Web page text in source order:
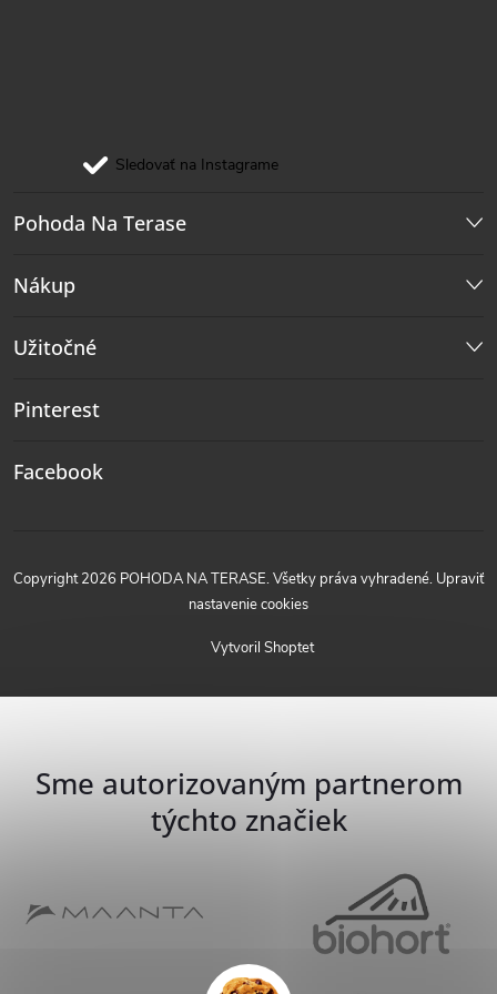
Sledovať na Instagrame
Pohoda Na Terase
Nákup
Užitočné
Pinterest
Facebook
Vytvoril Shoptet
Copyright 2026 POHODA NA TERASE. Všetky práva vyhradené. Upraviť
nastavenie cookies
Sme autorizovaným partnerom
týchto značiek